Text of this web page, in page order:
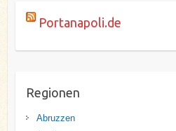
Portanapoli.de
Regionen
Abruzzen